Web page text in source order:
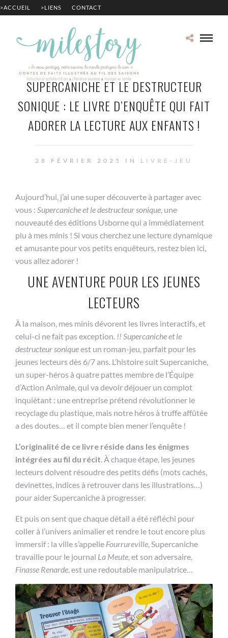
>ACCUEIL >LIENS CONTACT
SUPERCANICHE ET LE DESTRUCTEUR
SONIQUE : LE LIVRE D’ENQUÊTE QUI FAIT
ADORER LA LECTURE AUX ENFANTS !
28 FÉVRIER 2025 IN LIVRE-JEU
Aujourd’hui, j’ai une super découverte à partager avec
vous : Supercaniche et le destructeur sonique, une
nouveauté des éditions Usborne qui a immédiatement
plu à mes minis ! Si vous cherchez une lecture dynamique
et amusante pour vos petits enquêteurs, restez bien ici,
vous allez adorer !
UNE AVENTURE POUR LES JEUNES
LECTEURS
À la maison, mes minis dévorent les livres interactifs, et
celui-ci ne fait pas exception. !! Supercaniche et le
destructeur soniqueest un roman-jeu, parfait pour les
jeunes lecteurs dès 6/7 ans. L’histoire suit Supercaniche,
un super-héros à quatre pattes membre de l’Équipe
d’Action Animale, qui va devoir déjouer un complot
inquiétant : une entreprise prétend révolutionner le
recyclage du plastique, mais notre héros à truffe affûtée
a des doutes… et il compte bien mener l’enquête !
L’originalité de ce livre réside dans les énigmes
intégrées au fil du récit. À chaque étape, les jeunes
lecteurs doivent résoudre des petits défis (mots cachés,
devinettes, indices à retrouver dans les illustrations…)
pour aider Supercaniche à progresser.
Et puis on sent que chaque détail a été réfléchi pour
coller à l’univers animalier et rendre le tout encore plus
immersif : la ville s’appelle Fourrureville, Supercaniche
travaille pour le journal La Meute, et son adversaire,
Finasse Renarde, est une redoutable manipulatrice…